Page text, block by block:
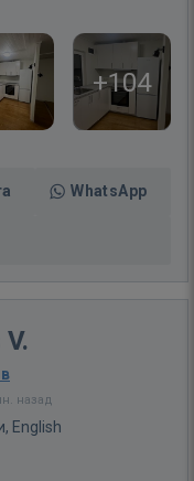
+104
WhatsApp
назад
English